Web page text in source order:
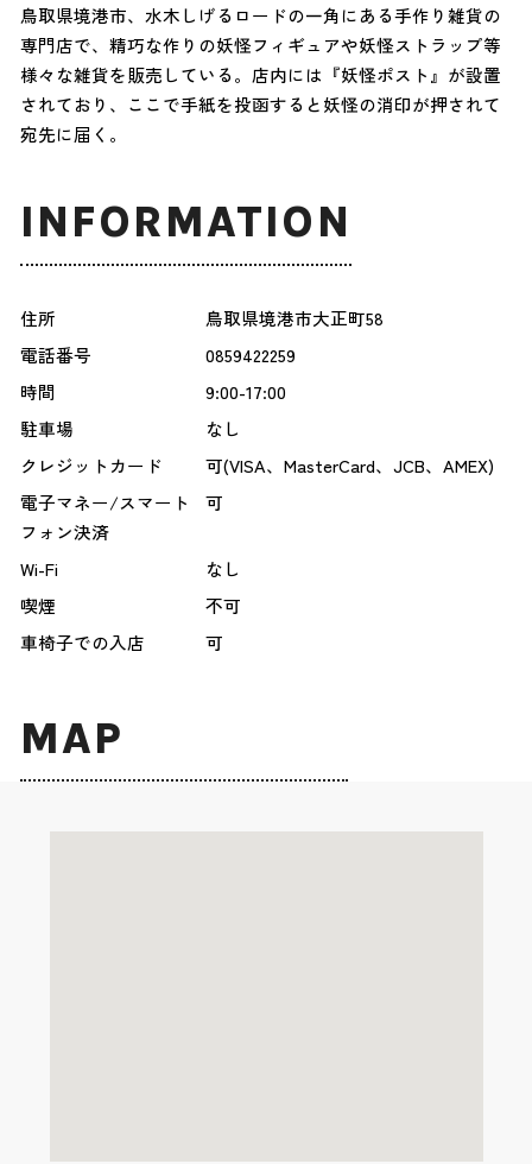
鳥取県境港市、水木しげるロードの一角にある手作り雑貨の
専門店で、精巧な作りの妖怪フィギュアや妖怪ストラップ等
様々な雑貨を販売している。店内には『妖怪ポスト』が設置
されており、ここで手紙を投函すると妖怪の消印が押されて
宛先に届く。
INFORMATION
住所
鳥取県境港市大正町58
電話番号
0859422259
時間
9:00-17:00
駐車場
なし
クレジットカード
可(VISA、MasterCard、JCB、AMEX)
電子マネー/スマート
フォン決済
可
Wi-Fi
なし
喫煙
不可
車椅子での入店
可
MAP